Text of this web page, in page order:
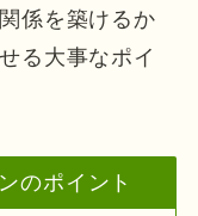
係を築けるか
る大事なポイ
のポイント